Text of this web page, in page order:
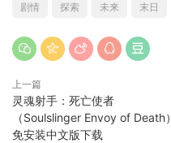
剧情 探索 未来 末日
上一篇
灵魂射手：死亡使者
（Soulslinger Envoy of Death）
免安装中文版下载